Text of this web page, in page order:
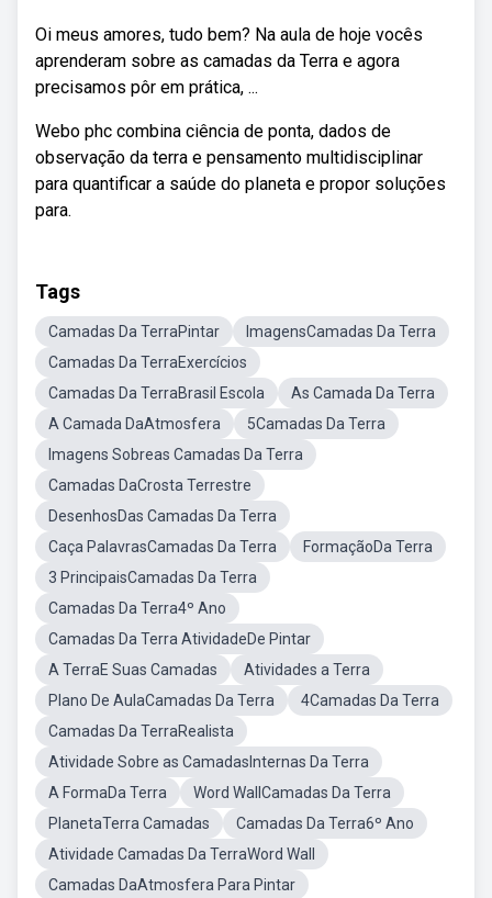
Oi meus amores, tudo bem? Na aula de hoje vocês
aprenderam sobre as camadas da Terra e agora
precisamos pôr em prática, ...
Webo phc combina ciência de ponta, dados de
observação da terra e pensamento multidisciplinar
para quantificar a saúde do planeta e propor soluções
para.
Tags
Camadas Da TerraPintar
ImagensCamadas Da Terra
Camadas Da TerraExercícios
Camadas Da TerraBrasil Escola
As Camada Da Terra
A Camada DaAtmosfera
5Camadas Da Terra
Imagens Sobreas Camadas Da Terra
Camadas DaCrosta Terrestre
DesenhosDas Camadas Da Terra
Caça PalavrasCamadas Da Terra
FormaçãoDa Terra
3 PrincipaisCamadas Da Terra
Camadas Da Terra4º Ano
Camadas Da Terra AtividadeDe Pintar
A TerraE Suas Camadas
Atividades a Terra
Plano De AulaCamadas Da Terra
4Camadas Da Terra
Camadas Da TerraRealista
Atividade Sobre as CamadasInternas Da Terra
A FormaDa Terra
Word WallCamadas Da Terra
PlanetaTerra Camadas
Camadas Da Terra6º Ano
Atividade Camadas Da TerraWord Wall
Camadas DaAtmosfera Para Pintar